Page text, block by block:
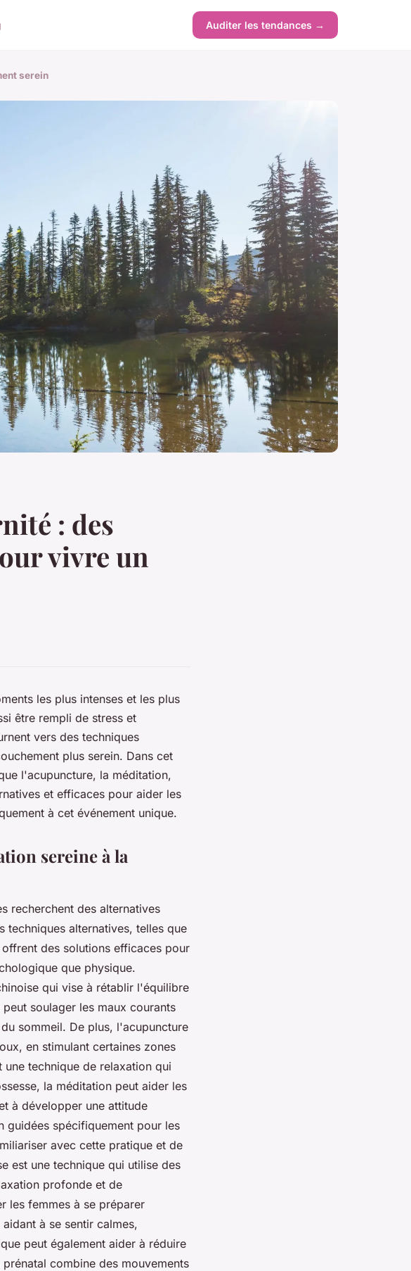
Auditer les tendances →
serein
: des
vivre un
les plus intenses et les plus
être rempli de stress et
vers des techniques
plus serein. Dans cet
l'acupuncture, la méditation,
et efficaces pour aider les
à cet événement unique.
sereine à la
recherchent des alternatives
techniques alternatives, telles que
des solutions efficaces pour
que physique.
qui vise à rétablir l'équilibre
soulager les maux courants
sommeil. De plus, l'acupuncture
en stimulant certaines zones
technique de relaxation qui
la méditation peut aider les
à développer une attitude
guidées spécifiquement pour les
avec cette pratique et de
est une technique qui utilise des
profonde et de
les femmes à se préparer
à se sentir calmes,
peut également aider à réduire
combine des mouvements